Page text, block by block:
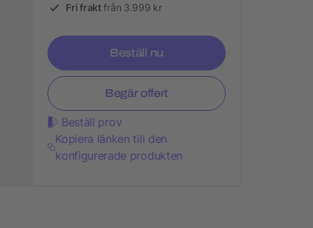
Fri fraktfrån 3.999 kr
Beställ nu
Begär offert
Beställ prov
Kopiera länken till den
konfigurerade produkten